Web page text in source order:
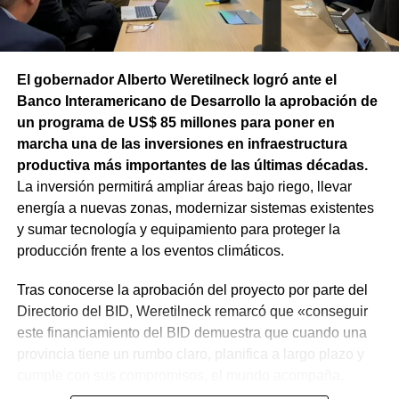
El gobernador Alberto Weretilneck logró ante el
Banco Interamericano de Desarrollo la aprobación de
un programa de US$ 85 millones para poner en
marcha una de las inversiones en infraestructura
productiva más importantes de las últimas décadas.
La inversión permitirá ampliar áreas bajo riego, llevar
energía a nuevas zonas, modernizar sistemas existentes
y sumar tecnología y equipamiento para proteger la
producción frente a los eventos climáticos.
Tras conocerse la aprobación del proyecto por parte del
Directorio del BID, Weretilneck remarcó que «conseguir
este financiamiento del BID demuestra que cuando una
provincia tiene un rumbo claro, planifica a largo plazo y